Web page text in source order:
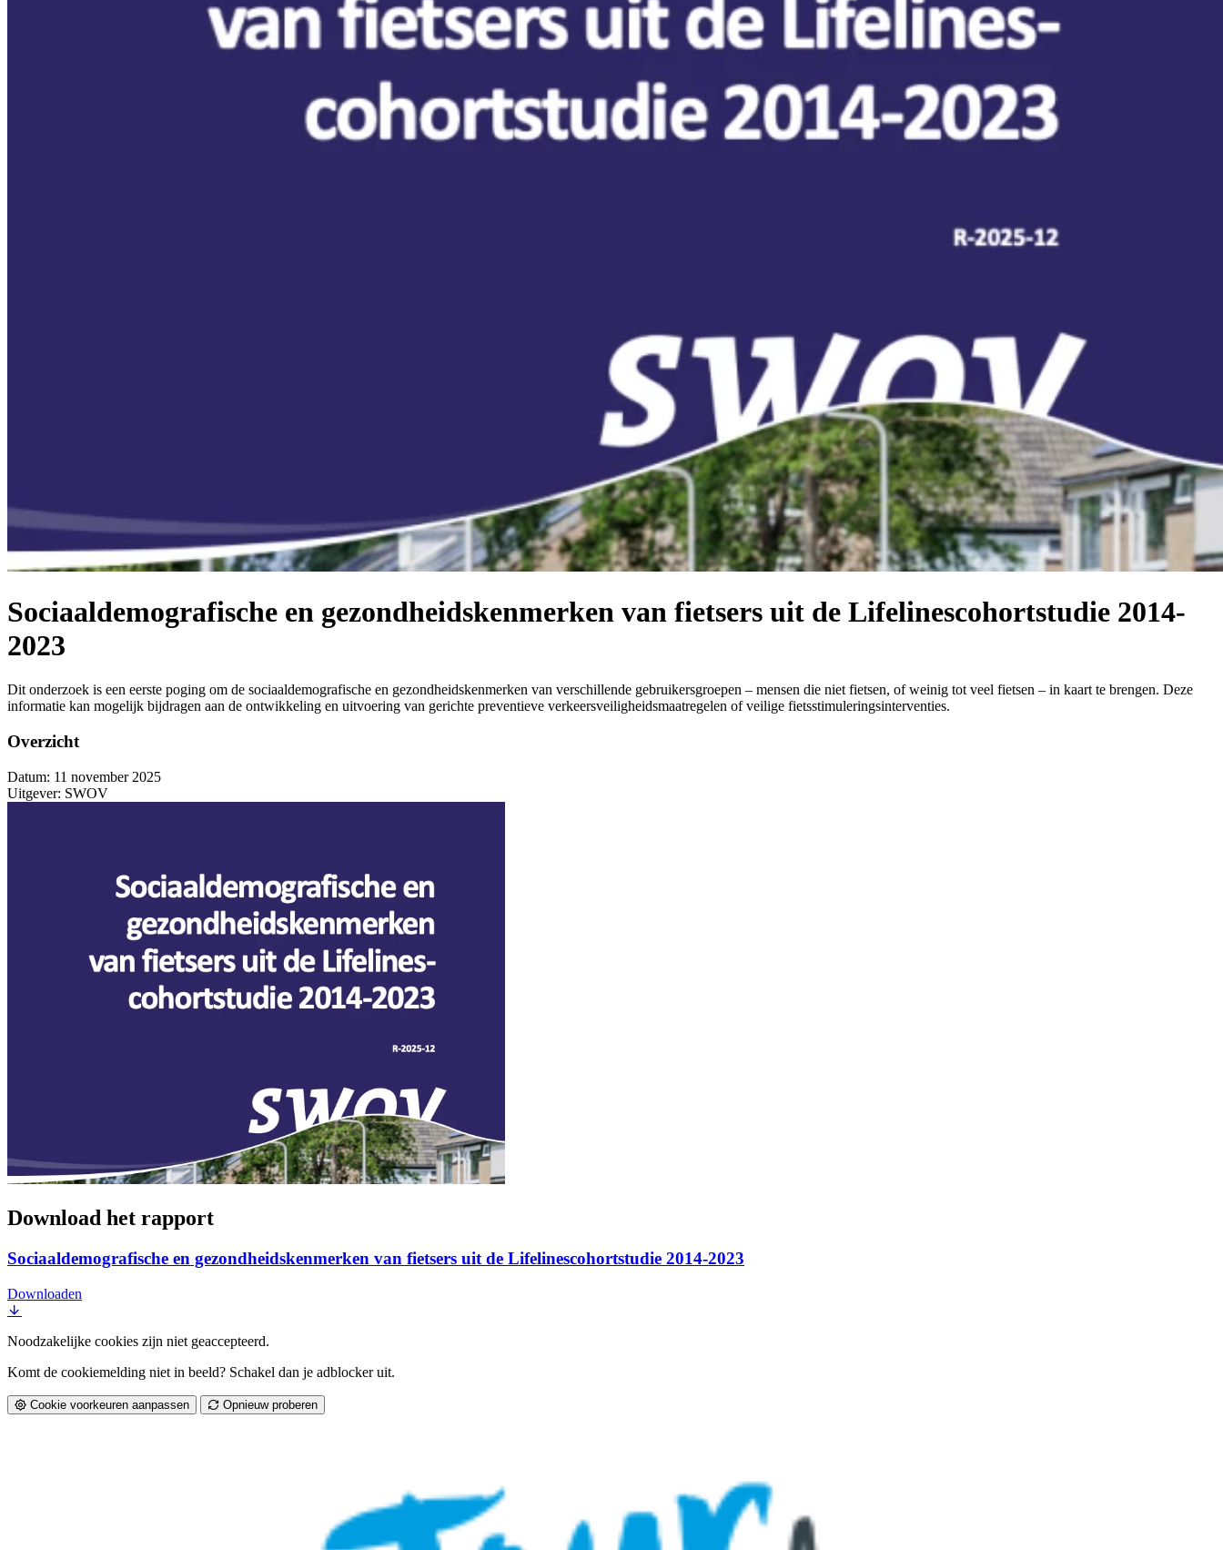
Sociaaldemografische en gezondheidskenmerken van fietsers uit de Lifelinescohortstudie 2014-
2023
Dit onderzoek is een eerste poging om de sociaaldemografische en gezondheids­kenmerken van verschillende gebruikersgroepen – mensen die niet fietsen, of weinig tot veel fietsen – in kaart te brengen. Deze
informatie kan mogelijk bijdragen aan de ontwikkeling en uitvoering van gerichte preventieve verkeersveiligheidsmaatregelen of veilige fietsstimuleringsinterventies.
Overzicht
Datum: 11 november 2025
Uitgever: SWOV
Download het rapport
Sociaaldemografische en gezondheidskenmerken van fietsers uit de Lifelinescohortstudie 2014-2023
Downloaden
Noodzakelijke cookies zijn niet geaccepteerd.
Komt de cookiemelding niet in beeld? Schakel dan je adblocker uit.
Cookie voorkeuren aanpassen Opnieuw proberen